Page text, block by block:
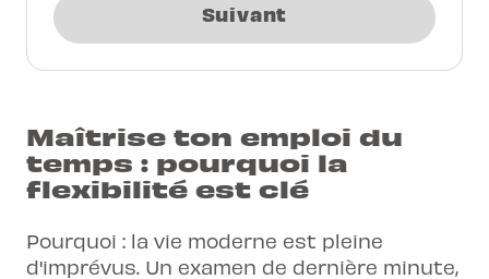
Suivant
Maîtrise ton emploi du
temps : pourquoi la
flexibilité est clé
Pourquoi : la vie moderne est pleine
d'imprévus. Un examen de dernière minute,